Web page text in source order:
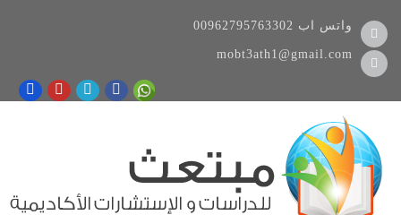
00962795763302 واتس اب
mobt3ath1@gmail.com